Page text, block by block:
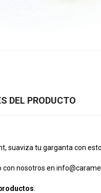
DEL PRODUCTO
suaviza tu garganta con
con nosotros en
: